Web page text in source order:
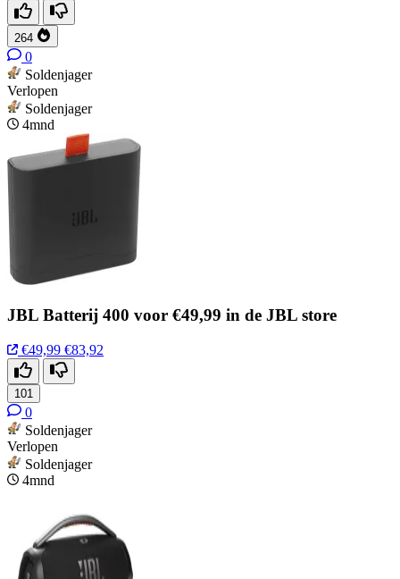
264
0
Soldenjager
Verlopen
Soldenjager
4mnd
JBL Batterij 400 voor €49,99 in de JBL store
€49,99 €83,92
101
0
Soldenjager
Verlopen
Soldenjager
4mnd